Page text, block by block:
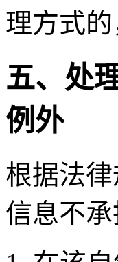
理方式
五、处
例外
根据法
信息不承